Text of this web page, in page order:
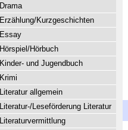
Drama
Erzählung/Kurzgeschichten
Essay
Hörspiel/Hörbuch
Kinder- und Jugendbuch
Krimi
Literatur allgemein
Literatur-/Leseförderung Literatur
Literaturvermittlung